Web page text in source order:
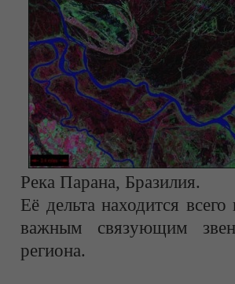
Река Парана, Бразилия.
Её дельта находится
важным связующим
региона.